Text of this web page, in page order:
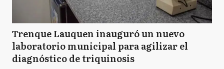
Trenque Lauquen inauguró un nuevo
laboratorio municipal para agilizar el
diagnóstico de triquinosis